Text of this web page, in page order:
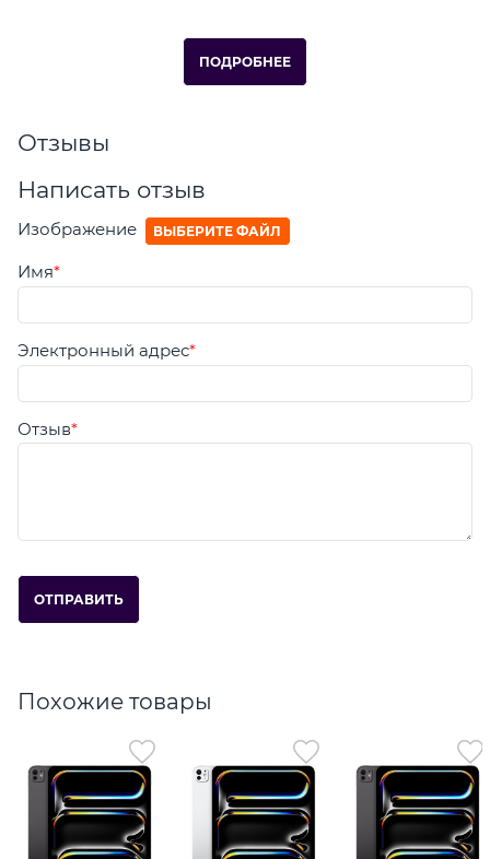
ПОДРОБНЕЕ
Отзывы
Написать отзыв
Изображение ВЫБЕРИТЕ ФАЙЛ
Имя
Электронный адрес
Отзыв
Похожие товары